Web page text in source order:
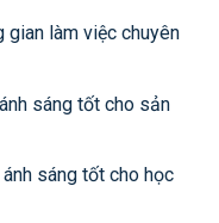
gian làm việc chuyên
sáng tốt cho sản
sáng tốt cho học